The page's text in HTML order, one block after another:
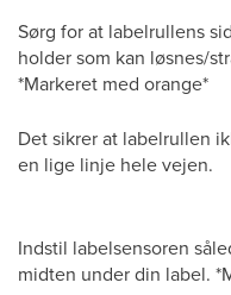
Sørg for at labelrullens
holder som kan løsnes/
*Markeret med orange*
Det sikrer at labelrullen
en lige linje hele vejen.
Indstil labelsensoren
midten under din label.